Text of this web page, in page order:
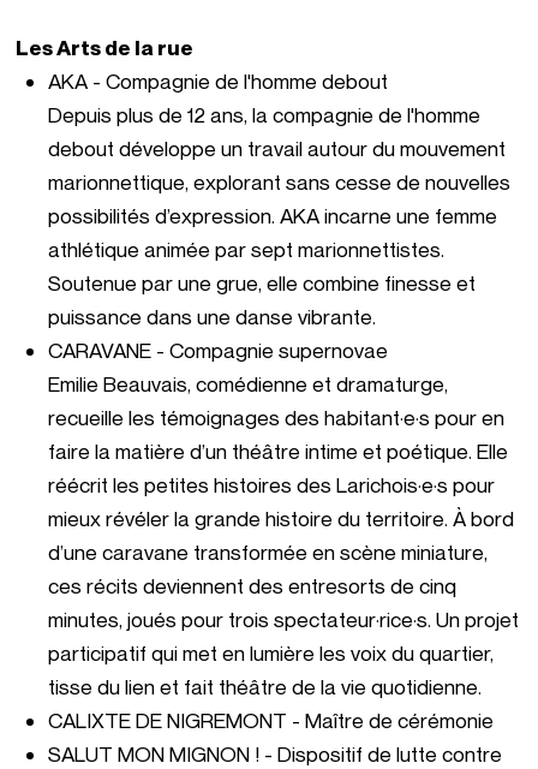
Les Arts de la rue
AKA - Compagnie de l'homme debout
Depuis plus de 12 ans, la compagnie de l'homme
debout développe un travail autour du mouvement
marionnettique, explorant sans cesse de nouvelles
possibilités d’expression. AKA incarne une femme
athlétique animée par sept marionnettistes.
Soutenue par une grue, elle combine finesse et
puissance dans une danse vibrante.
CARAVANE - Compagnie supernovae
Emilie Beauvais, comédienne et dramaturge,
recueille les témoignages des habitant·e·s pour en
faire la matière d’un théâtre intime et poétique. Elle
réécrit les petites histoires des Larichois·e·s pour
mieux révéler la grande histoire du territoire. À bord
d’une caravane transformée en scène miniature,
ces récits deviennent des entresorts de cinq
minutes, joués pour trois spectateur·rice·s. Un projet
participatif qui met en lumière les voix du quartier,
tisse du lien et fait théâtre de la vie quotidienne.
CALIXTE DE NIGREMONT - Maître de cérémonie
SALUT MON MIGNON ! - Dispositif de lutte contre